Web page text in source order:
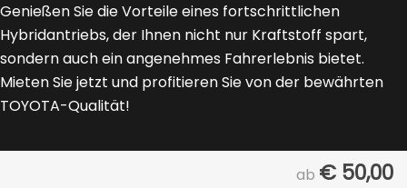
Genießen Sie die Vorteile eines fortschrittlichen
Hybridantriebs, der Ihnen nicht nur Kraftstoff spart,
sondern auch ein angenehmes Fahrerlebnis bietet.
Mieten Sie jetzt und profitieren Sie von der bewährten
TOYOTA-Qualität!
ab € 50,00